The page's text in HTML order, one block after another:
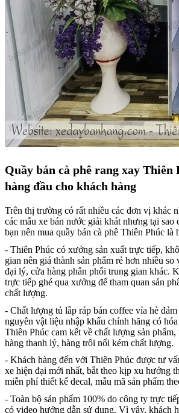
Quầy bán cà phê rang xay Thiên
hàng đầu cho khách hàng
Trên thị trường có rất nhiều các đơn vị khác
các mẫu xe bán nước giải khát nhưng tại
bạn nên mua quầy bán cà phê Thiên Phúc là
- Thiên Phúc có xưởng sản xuất trực tiếp,
gian nên giá thành sản phẩm rẻ hơn nhiều so
đại lý, cửa hàng phân phối trung gian khác.
trực tiếp ghé qua xưởng để tham quan sản
chất lượng.
- Chất lượng tủ lắp ráp bán coffee vỉa hè
nguyên vật liệu nhập khẩu chính hãng có
Thiên Phúc cam kết về chất lượng sản
hàng thanh lý, hàng trôi nổi kém chất lượng.
- Khách hàng đến với Thiên Phúc được tư
xe hiện đại mới nhất, bắt theo kịp xu hướng
miễn phí thiết kế decal, mẫu mã sản phẩm
- Toàn bộ sản phẩm 100% do công ty trực
có video hướng dẫn sử dụng. Vì vậy, khách